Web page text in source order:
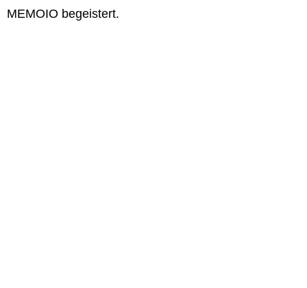
MEMOIO begeistert.